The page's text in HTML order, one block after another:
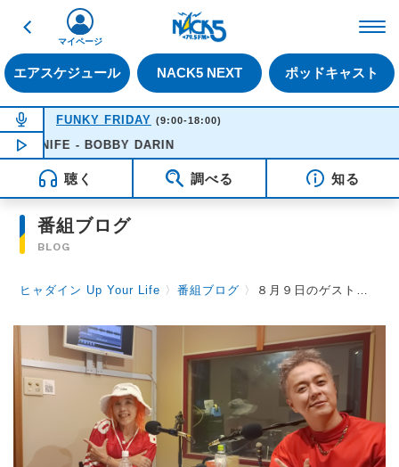
戻る
エアスケジュール NACK5 NEXT ポッドキャスト
マイページ
NOW ON AIR
FUNKY FRIDAY (9:00-18:00)
NOW PLAYING 16:51
KNIFE - BOBBY DARIN
聴く 調べる 知る
番組ブログ
BLOG
ヒャダイン Up Your Life 〉番組ブログ 〉 ８月９日のゲストは野沢直子さん